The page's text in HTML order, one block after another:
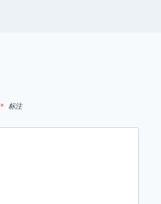
* 标注